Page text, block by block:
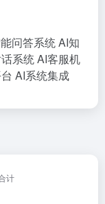
问答系统AI知
系统AI客服机
AI系统集成